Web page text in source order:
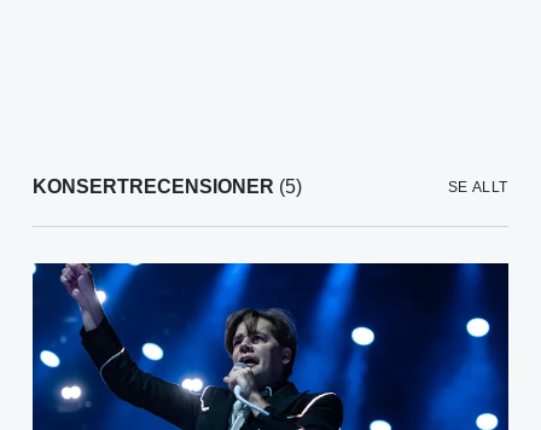
KONSERTRECENSIONER (5) SE ALLT